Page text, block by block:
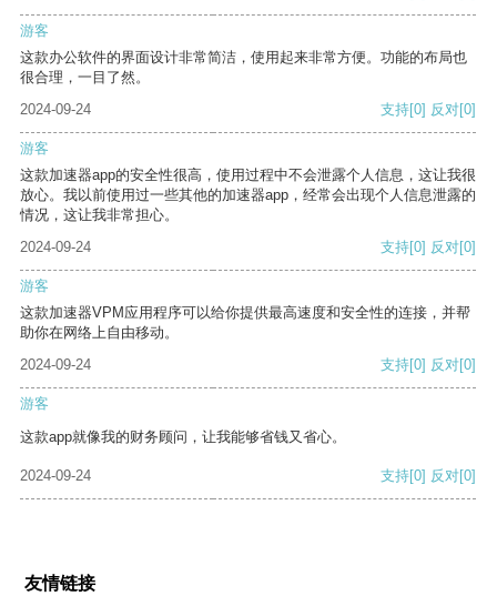
游客
这款办公软件的界面设计非常简洁，使用起来非常方便。功能的布局也
很合理，一目了然。
2024-09-24
支持[0] 反对[0]
游客
这款加速器app的安全性很高，使用过程中不会泄露个人信息，这让我很
放心。我以前使用过一些其他的加速器app，经常会出现个人信息泄露的
情况，这让我非常担心。
2024-09-24
支持[0] 反对[0]
游客
这款加速器VPM应用程序可以给你提供最高速度和安全性的连接，并帮
助你在网络上自由移动。
2024-09-24
支持[0] 反对[0]
游客
这款app就像我的财务顾问，让我能够省钱又省心。
2024-09-24 支持[0] 反对[0]
友情链接